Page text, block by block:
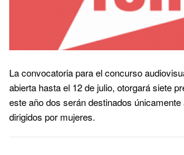
La convocatoria para el concurso
abierta hasta el 12 de julio, otorgará siete
este año dos serán destinados
dirigidos por mujeres.